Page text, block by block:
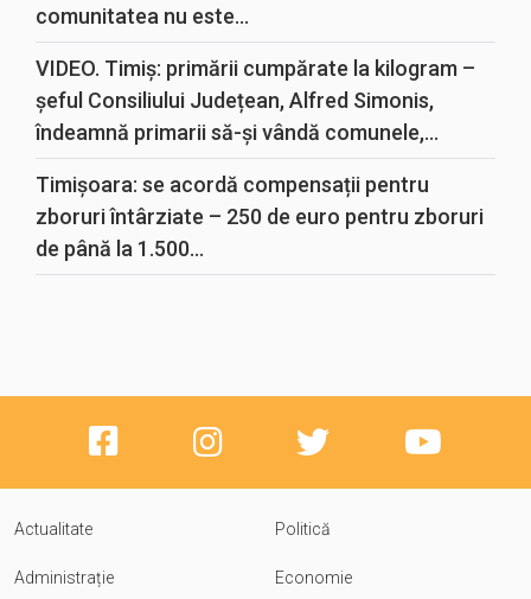
comunitatea nu este...
VIDEO. Timiș: primării cumpărate la kilogram –
șeful Consiliului Județean, Alfred Simonis,
îndeamnă primarii să-și vândă comunele,...
Timișoara: se acordă compensații pentru
zboruri întârziate – 250 de euro pentru zboruri
de până la 1.500...
Actualitate Politică
Administrație Economie